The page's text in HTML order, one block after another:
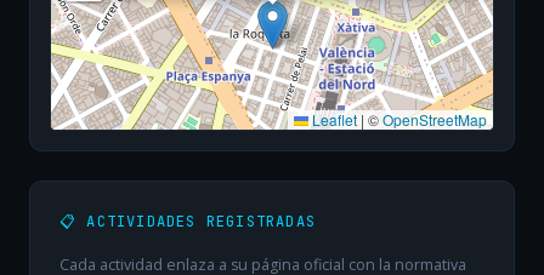
Leaflet | ©OpenStreetMap
📋 ACTIVIDADES REGISTRADAS
Cada actividad enlaza a su página oficial con la normativa